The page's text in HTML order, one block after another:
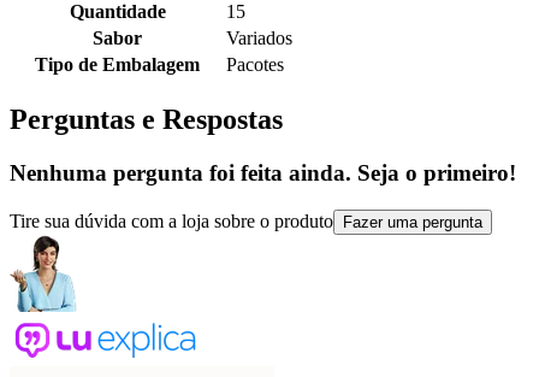
Quantidade
15
Sabor
Variados
Tipo de Embalagem
Pacotes
Perguntas e Respostas
Nenhuma pergunta foi feita ainda. Seja o primeiro!
Tire sua dúvida com a loja sobre o produto Fazer uma pergunta